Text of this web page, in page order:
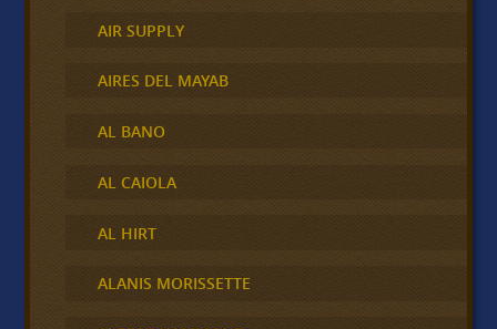
AIR SUPPLY
AIRES DEL MAYAB
AL BANO
AL CAIOLA
AL HIRT
ALANIS MORISSETTE